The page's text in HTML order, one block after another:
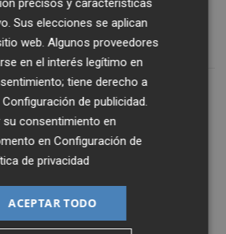
PÉREZ
ESTADOS UNIDO
Sus elecciones se aplican
web. Algunos proveedores
en el interés legítimo en
tiene derecho a
Configuración de publicidad
su consentimiento en
enConfiguración de
de privacidad
ACEPTAR TODO